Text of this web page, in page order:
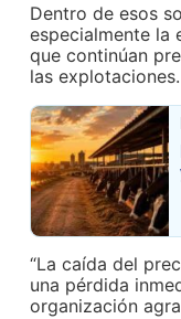
Dentro de esos
especialmente la
que continúan
las explotaciones.
“La caída del
una pérdida
organización